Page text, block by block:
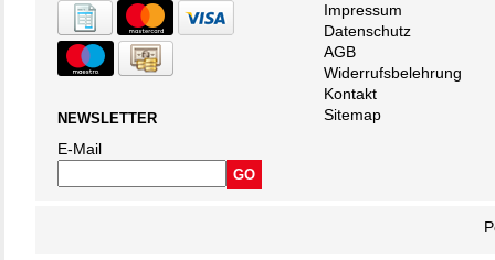
NEWSLETTER
E-Mail
Impressum
Datenschutz
AGB
Widerrufsbelehrung
Kontakt
Sitemap